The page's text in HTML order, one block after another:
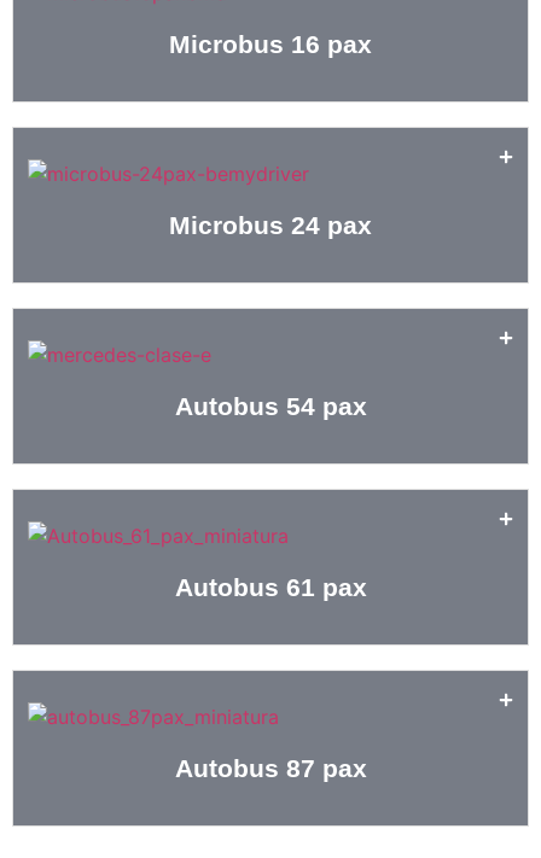
Microbus 16 pax
Microbus 24 pax
Autobus 54 pax
Autobus 61 pax
Autobus 87 pax